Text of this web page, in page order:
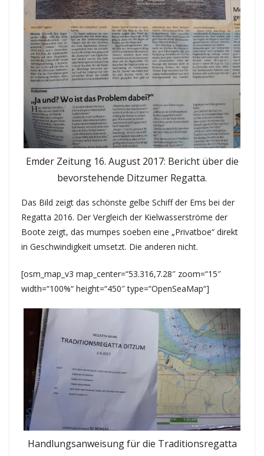
Emder Zeitung 16. August 2017: Bericht über die
bevorstehende Ditzumer Regatta.
Das Bild zeigt das schönste gelbe Schiff der Ems bei der
Regatta 2016. Der Vergleich der Kielwasserströme der
Boote zeigt, das mumpes soeben eine „Privatboe“ direkt
in Geschwindigkeit umsetzt. Die anderen nicht.
[osm_map_v3 map_center=“53.316,7.28″ zoom=“15″
width=“100%“ height=“450″ type=“OpenSeaMap“]
Handlungsanweisung für die Traditionsregatta